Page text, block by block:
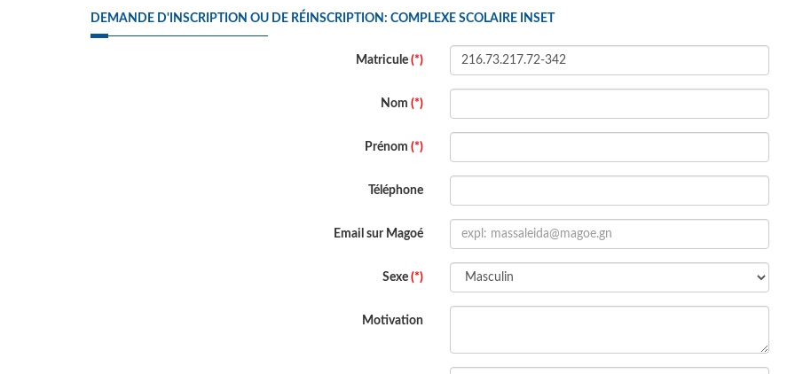
DEMANDE D'INSCRIPTION OU DE RÉINSCRIPTION: COMPLEXE SCOLAIRE INSET
Matricule (*)
Nom (*)
Prénom (*)
Téléphone
Email sur Magoé
Sexe (*)
Motivation